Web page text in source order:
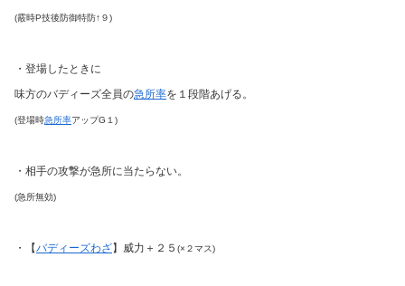
(霰時P技後防御特防↑９)
・登場したときに
味方のバディーズ全員の急所率を１段階あげる。
(登場時急所率アップG１)
・相手の攻撃が急所に当たらない。
(急所無効)
・【バディーズわざ】威力＋２５ (×２マス)